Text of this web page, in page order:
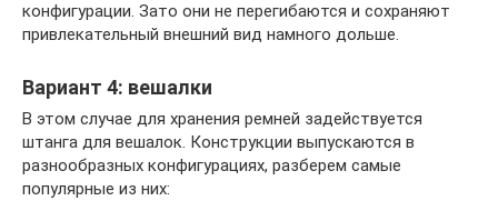
конфигурации. Зато они не перегибаются и сохраняют
привлекательный внешний вид намного дольше.
Вариант 4: вешалки
В этом случае для хранения ремней задействуется
штанга для вешалок. Конструкции выпускаются в
разнообразных конфигурациях, разберем самые
популярные из них: